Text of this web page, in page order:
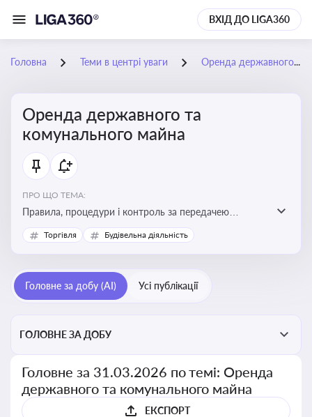
ВХІД ДО LIGA360
Головна Теми в центрі уваги Оренда державного та комунального майна
Оренда державного та
комунального майна
ПРО ЩО ТЕМА:
Правила, процедури і контроль за передачею
державного та комунального майна в оренду. Кейси
використання публічного майна
Торгівля Будівельна діяльність
Головне за добу (AI) Усі публікації
ГОЛОВНЕ ЗА ДОБУ
Головне за 31.03.2026 по темі: Оренда
державного та комунального майна
ЕКСПОРТ